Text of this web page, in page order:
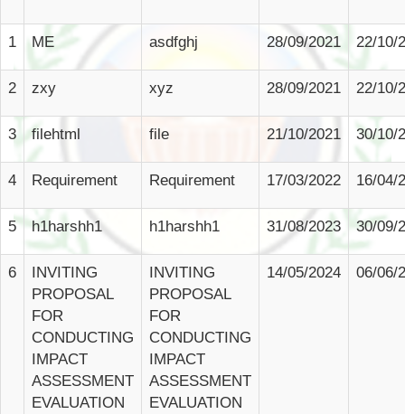
1 ME asdfghj 28/09/2021 22/10/
2 zxy xyz 28/09/2021 22/10/
3 filehtml file 21/10/2021 30/10/
4 Requirement Requirement 17/03/2022 16/04/
5 h1harshh1 h1harshh1 31/08/2023 30/09/
6
INVITING
PROPOSAL
FOR
CONDUCTING
IMPACT
ASSESSMENT
EVALUATION
INVITING
PROPOSAL
FOR
CONDUCTING
IMPACT
ASSESSMENT
EVALUATION
14/05/2024 06/06/